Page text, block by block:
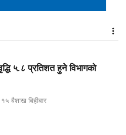
५.८ प्रतिशत हुने विभागको
बैशाख बिहीबार